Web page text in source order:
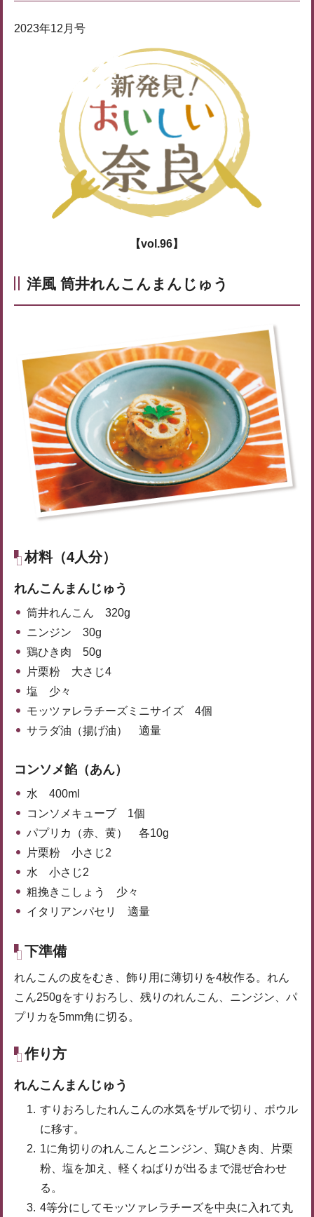
2023年12月号
【vol.96】
洋風 筒井れんこんまんじゅう
材料（4人分）
れんこんまんじゅう
筒井れんこん 320g
ニンジン 30g
鶏ひき肉 50g
片栗粉 大さじ4
塩 少々
モッツァレラチーズミニサイズ 4個
サラダ油（揚げ油） 適量
コンソメ餡（あん）
水 400ml
コンソメキューブ 1個
パプリカ（赤、黄） 各10g
片栗粉 小さじ2
水 小さじ2
粗挽きこしょう 少々
イタリアンパセリ 適量
下準備
れんこんの皮をむき、飾り用に薄切りを4枚作る。れん
こん250gをすりおろし、残りのれんこん、ニンジン、パ
プリカを5mm角に切る。
作り方
れんこんまんじゅう
すりおろしたれんこんの水気をザルで切り、ボウル
に移す。
1に角切りのれんこんとニンジン、鶏ひき肉、片栗
粉、塩を加え、軽くねばりが出るまで混ぜ合わせ
る。
4等分にしてモッツァレラチーズを中央に入れて丸